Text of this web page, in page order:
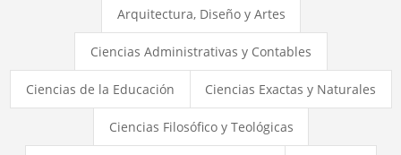
Arquitectura, Diseño y Artes
Ciencias Administrativas y Contables
Ciencias de la Educación Ciencias Exactas y Naturales
Ciencias Filosófico y Teológicas